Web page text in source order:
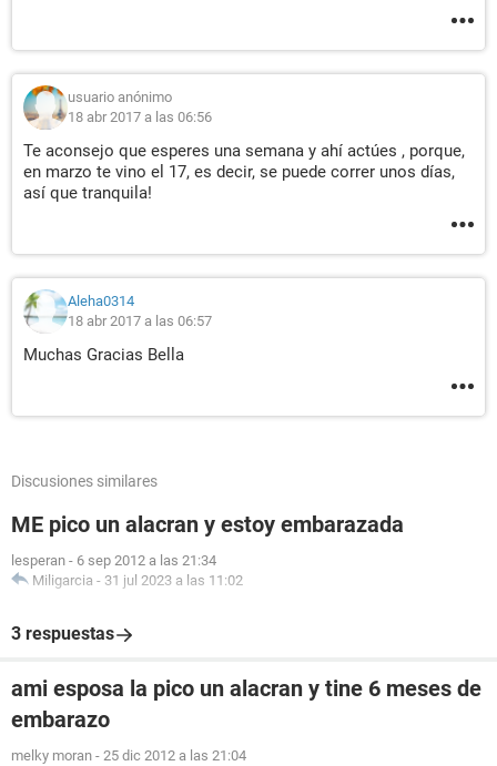
usuario anónimo
18 abr 2017 a las 06:56
Te aconsejo que esperes una semana y ahí actúes , porque,
en marzo te vino el 17, es decir, se puede correr unos días,
así que tranquila!
Aleha0314
18 abr 2017 a las 06:57
Muchas Gracias Bella
Discusiones similares
ME pico un alacran y estoy embarazada
lesperan - 6 sep 2012 a las 21:34
Miligarcia - 31 jul 2023 a las 11:02
3 respuestas
ami esposa la pico un alacran y tine 6 meses de
embarazo
melky moran - 25 dic 2012 a las 21:04